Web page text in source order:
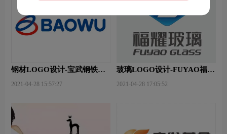
钢材LOGO设计-宝武钢铁品
2021-04-28 15:57:27
玻璃LOGO设计-FUYAO福耀
2021-04-28 17:05:52